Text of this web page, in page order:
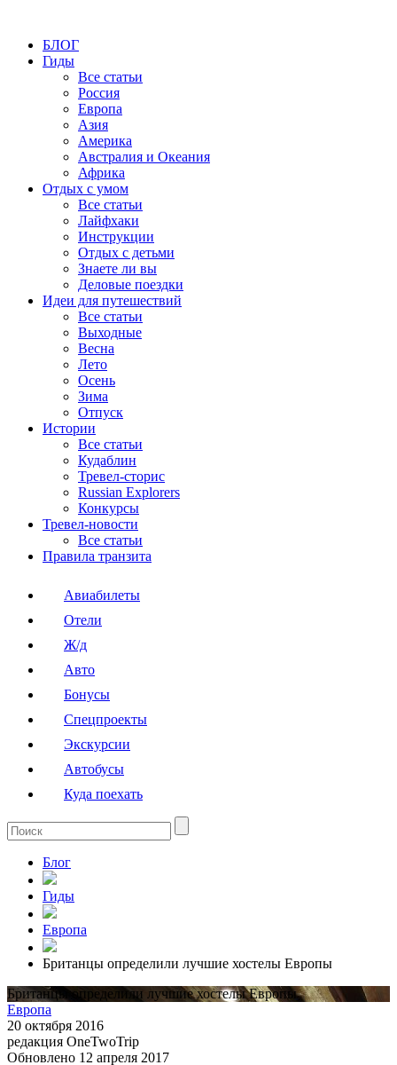
БЛОГ
Гиды
Все статьи
Россия
Европа
Азия
Америка
Австралия и Океания
Африка
Отдых с умом
Все статьи
Лайфхаки
Инструкции
Отдых с детьми
Знаете ли вы
Деловые поездки
Идеи для путешествий
Все статьи
Выходные
Весна
Лето
Осень
Зима
Отпуск
Истории
Все статьи
Кудаблин
Тревел-сторис
Russian Explorers
Конкурсы
Тревел-новости
Все статьи
Правила транзита
Авиабилеты
Отели
Ж/д
Авто
Бонусы
Спецпроекты
Экскурсии
Автобусы
Куда поехать
Блог
Гиды
Европа
Британцы определили лучшие хостелы Европы
Британцы определили лучшие хостелы Европы
Европа
20 октября 2016
редакция OneTwoTrip
Обновлено 12 апреля 2017